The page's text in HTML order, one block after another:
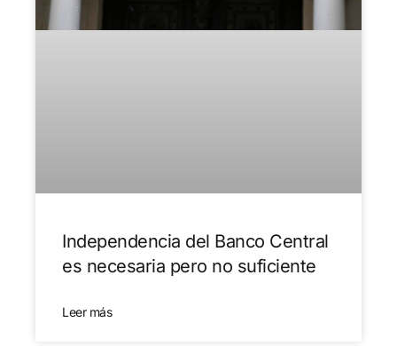
Independencia del Banco Central
es necesaria pero no suficiente
Leer más